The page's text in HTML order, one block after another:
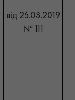
від 26.03.2019
№ 111